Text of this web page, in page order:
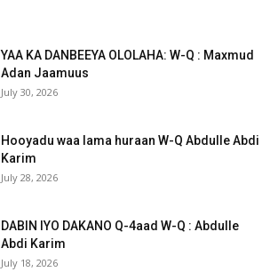
YAA KA DANBEEYA OLOLAHA: W-Q : Maxmud
Adan Jaamuus
July 30, 2026
Hooyadu waa lama huraan W-Q Abdulle Abdi
Karim
July 28, 2026
DABIN IYO DAKANO Q-4aad W-Q : Abdulle
Abdi Karim
July 18, 2026